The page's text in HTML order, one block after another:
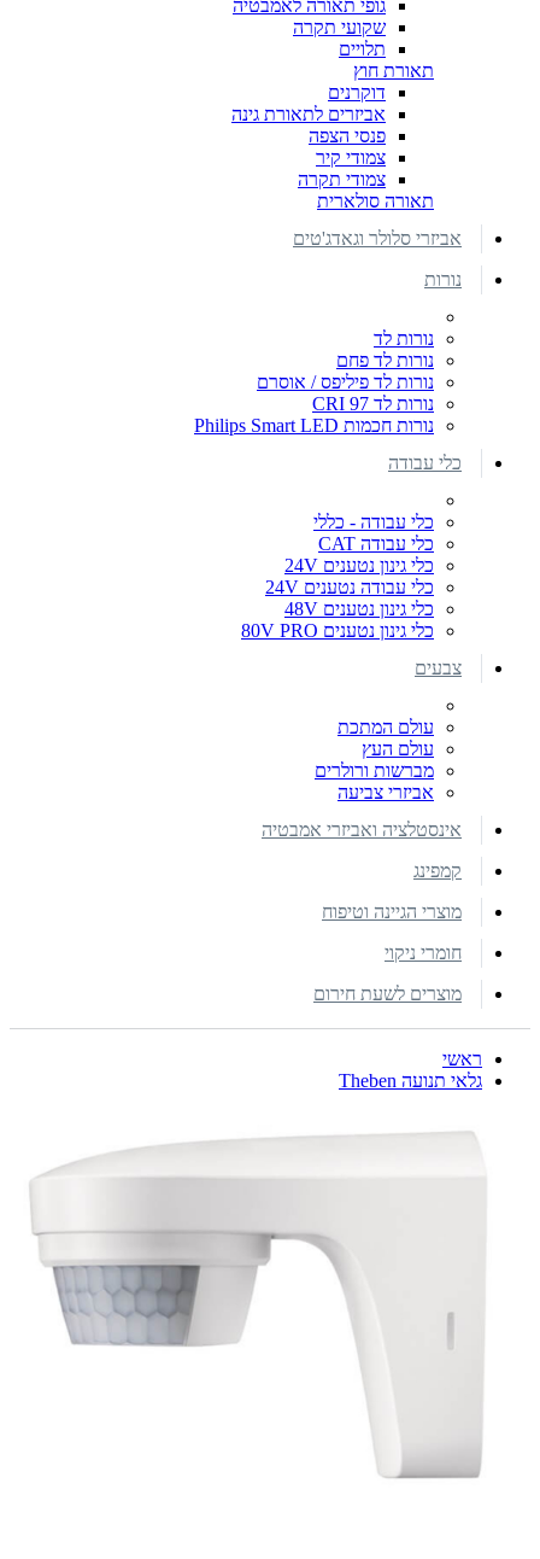
גופי תאורה לאמבטיה
שקועי תקרה
תלויים
תאורת חוץ
דוקרנים
אביזרים לתאורת גינה
פנסי הצפה
צמודי קיר
צמודי תקרה
תאורה סולארית
אביזרי סלולר וגאדג'טים
נורות
נורות לד
נורות לד פחם
נורות לד פיליפס / אוסרם
נורות לד CRI 97
נורות חכמות Philips Smart LED
כלי עבודה
כלי עבודה - כללי
כלי עבודה CAT
כלי גינון נטענים 24V
כלי עבודה נטענים 24V
כלי גינון נטענים 48V
כלי גינון נטענים 80V PRO
צבעים
עולם המתכת
עולם העץ
מברשות ורולרים
אביזרי צביעה
אינסטלציה ואביזרי אמבטיה
קמפינג
מוצרי הגיינה וטיפוח
חומרי ניקוי
מוצרים לשעת חירום
ראשי
גלאי תנועה Theben